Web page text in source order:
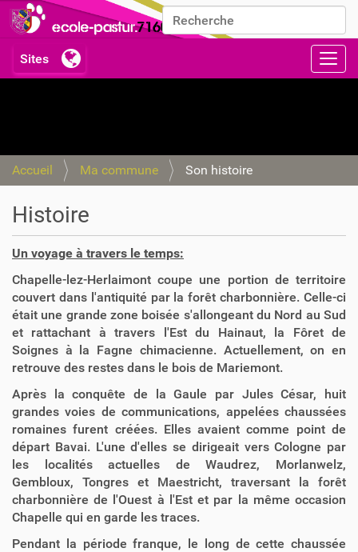
Chercher par
Recherche avancée…
Accueil Ma commune Son histoire
Histoire
Un voyage à travers le temps:
Chapelle-lez-Herlaimont coupe une portion de territoire
couvert dans l'antiquité par la forêt charbonnière. Celle-ci
était une grande zone boisée s'allongeant du Nord au Sud
et rattachant à travers l'Est du Hainaut, la Fôret de
Soignes à la Fagne chimacienne. Actuellement, on en
retrouve des restes dans le bois de Mariemont.
Après la conquête de la Gaule par Jules César, huit
grandes voies de communications, appelées chaussées
romaines furent créées. Elles avaient comme point de
départ Bavai. L'une d'elles se dirigeait vers Cologne par
les localités actuelles de Waudrez, Morlanwelz,
Gembloux, Tongres et Maestricht, traversant la forêt
charbonnière de l'Ouest à l'Est et par la même occasion
Chapelle qui en garde les traces.
Pendant la période franque, le long de cette chaussée